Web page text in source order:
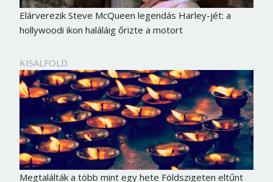
Elárverezik Steve McQueen legendás Harley-jét: a
hollywoodi ikon haláláig őrizte a motort
KISALFOLD
Megtalálták a több mint egy hete Földszigeten eltűnt
Borsonline bejelentkezés
E-mail cím vagy felhasználónév